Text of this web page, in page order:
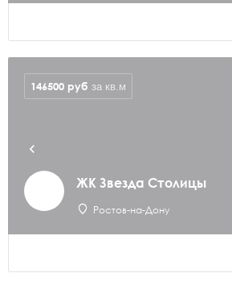
ЖК Звезда Столицы
Ростов-на-Дону
146500 руб за кв.м